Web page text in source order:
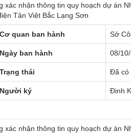
xác nhận thông tin quy hoạch dự án
Tân Việt Bắc Lạng Sơn
Cơ quan ban hành Sở
Ngày ban hành 08/
Trạng thái Đã có
Người ký Đinh
xác nhận thông tin quy hoạch dự án